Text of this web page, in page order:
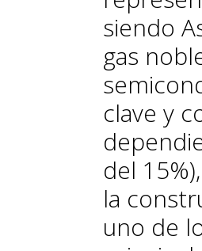
siendo
gas
clave y
del
la
uno de